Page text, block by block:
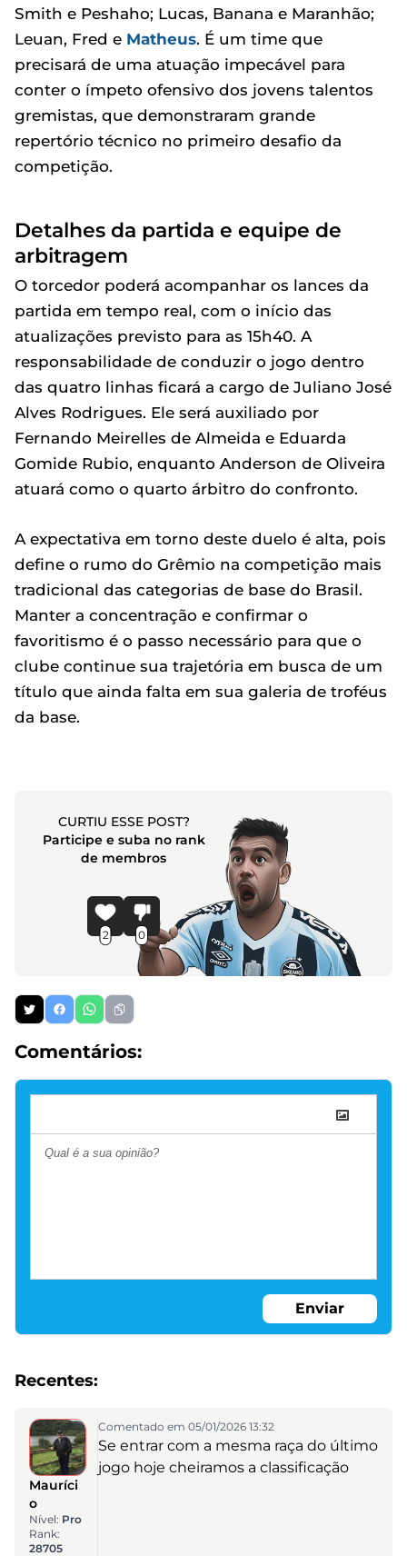
Smith e Peshaho; Lucas, Banana e Maranhão;
Leuan, Fred e Matheus. É um time que
precisará de uma atuação impecável para
conter o ímpeto ofensivo dos jovens talentos
gremistas, que demonstraram grande
repertório técnico no primeiro desafio da
competição.
Detalhes da partida e equipe de
arbitragem
O torcedor poderá acompanhar os lances da
partida em tempo real, com o início das
atualizações previsto para as 15h40. A
responsabilidade de conduzir o jogo dentro
das quatro linhas ficará a cargo de Juliano José
Alves Rodrigues. Ele será auxiliado por
Fernando Meirelles de Almeida e Eduarda
Gomide Rubio, enquanto Anderson de Oliveira
atuará como o quarto árbitro do confronto.
A expectativa em torno deste duelo é alta, pois
define o rumo do Grêmio na competição mais
tradicional das categorias de base do Brasil.
Manter a concentração e confirmar o
favoritismo é o passo necessário para que o
clube continue sua trajetória em busca de um
título que ainda falta em sua galeria de troféus
da base.
CURTIU ESSE POST?
Participe e suba no rank
de membros
2 0
Comentários:
Enviar
Recentes:
Mauríci
o
Nível: Pro
Rank:
28705
Comentado em 05/01/2026 13:32
Se entrar com a mesma raça do último
jogo hoje cheiramos a classificação